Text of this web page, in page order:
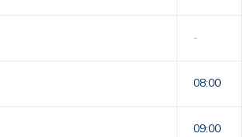
-
08:00
09:00